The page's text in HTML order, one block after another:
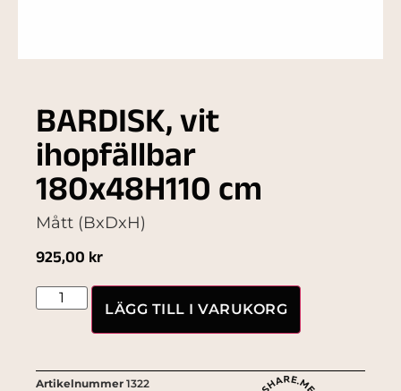
BARDISK, vit
ihopfällbar
180x48H110 cm
Mått (BxDxH)
925,00 kr
LÄGG TILL I VARUKORG
Artikelnummer 1322